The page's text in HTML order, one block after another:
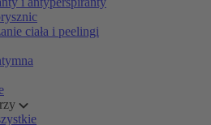
ciała i peelingi